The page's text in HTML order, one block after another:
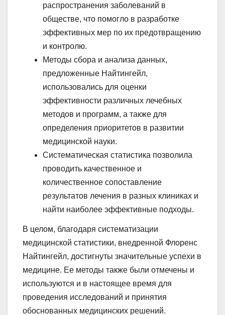
распространения заболеваний в
обществе, что помогло в разработке
эффективных мер по их предотвращению
и контролю.
Методы сбора и анализа данных,
предложенные Найтингейл,
использовались для оценки
эффективности различных лечебных
методов и программ, а также для
определения приоритетов в развитии
медицинской науки.
Систематическая статистика позволила
проводить качественное и
количественное сопоставление
результатов лечения в разных клиниках и
найти наиболее эффективные подходы.
В целом, благодаря систематизации
медицинской статистики, внедренной Флоренс
Найтингейл, достигнуты значительные успехи в
медицине. Ее методы также были отмечены и
используются и в настоящее время для
проведения исследований и принятия
обоснованных медицинских решений.